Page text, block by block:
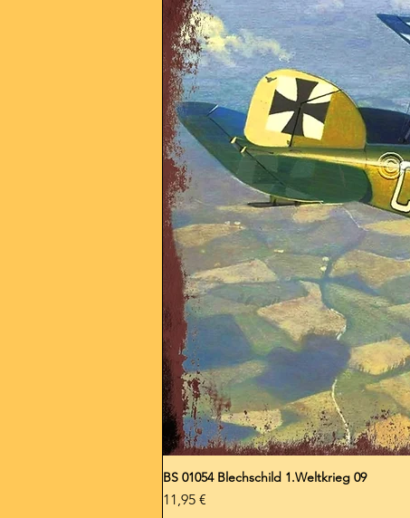
BS 01054 Blechschild 1.Weltkrieg 09
Preis
11,95 €